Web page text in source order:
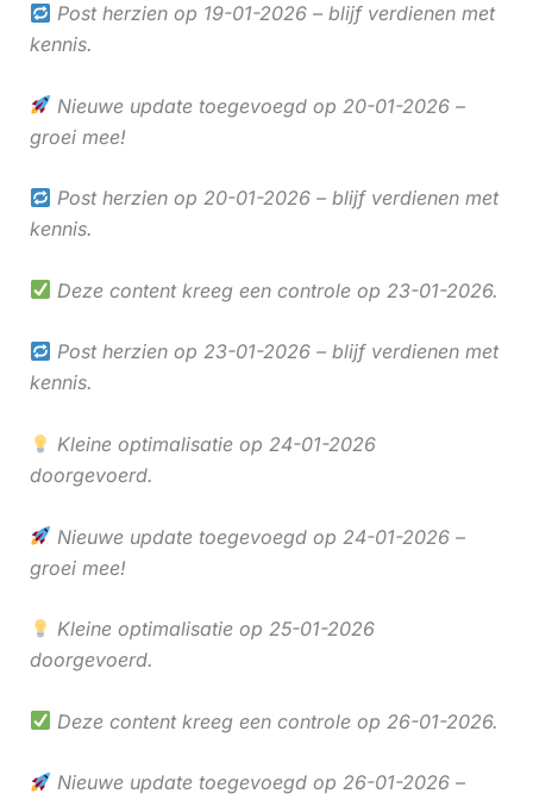
Post herzien op 19-01-2026 – blijf verdienen met
kennis.
Nieuwe update toegevoegd op 20-01-2026 –
groei mee!
Post herzien op 20-01-2026 – blijf verdienen met
kennis.
Deze content kreeg een controle op 23-01-2026.
Post herzien op 23-01-2026 – blijf verdienen met
kennis.
Kleine optimalisatie op 24-01-2026
doorgevoerd.
Nieuwe update toegevoegd op 24-01-2026 –
groei mee!
Kleine optimalisatie op 25-01-2026
doorgevoerd.
Deze content kreeg een controle op 26-01-2026.
Nieuwe update toegevoegd op 26-01-2026 –